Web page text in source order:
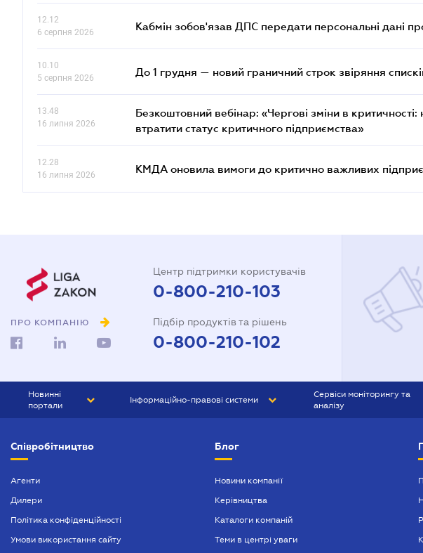
12.12
6 серпня 2026
Кабмін зобов'язав ДПС передати персональні дані
10.10
5 серпня 2026
До 1 грудня — новий граничний строк звіряння
13.48
16 липня 2026
Безкоштовний вебінар: «Чергові зміни в
втратити статус критичного підприємства»
12.28
16 липня 2026
КМДА оновила вимоги до критично важливих
ПРО КОМПАНІЮ
Центр підтримки користувачів
0-800-210-103
Підбір продуктів та рішень
0-800-210-102
Новинні
портали
БІЗНЕС
Інформаційно-правові системи
БУХГАЛТЕР ПРОФ
Сервіси моніторингу та
аналізу
Співробітництво
Агенти
Дилери
Політика конфіденційності
Умови використання сайту
Блог
Новини компанії
Керівництва
Каталоги компаній
Теми в центрі уваги